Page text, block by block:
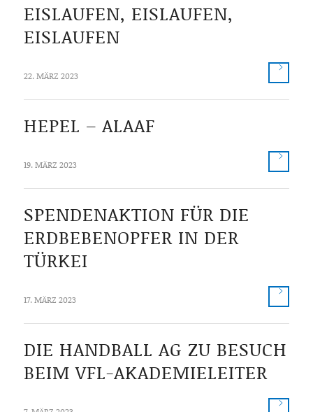
EISLAUFEN, EISLAUFEN,
EISLAUFEN
22. MÄRZ 2023
HEPEL – ALAAF
19. MÄRZ 2023
SPENDENAKTION FÜR DIE
ERDBEBENOPFER IN DER
TÜRKEI
17. MÄRZ 2023
DIE HANDBALL AG ZU BESUCH
BEIM VFL-AKADEMIELEITER